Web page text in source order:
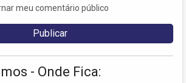
meu comentário público
- Onde Fica: